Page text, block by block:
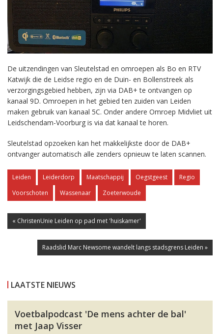
De uitzendingen van Sleutelstad en omroepen als Bo en RTV
Katwijk die de Leidse regio en de Duin- en Bollenstreek als
verzorgingsgebied hebben, zijn via DAB+ te ontvangen op
kanaal 9D. Omroepen in het gebied ten zuiden van Leiden
maken gebruik van kanaal 5C. Onder andere Omroep Midvliet uit
Leidschendam-Voorburg is via dat kanaal te horen.
Sleutelstad opzoeken kan het makkelijkste door de DAB+
ontvanger automatisch alle zenders opnieuw te laten scannen.
Leiden Leiderdorp Maatschappij Oegstgeest
Regio
Voorschoten
Wassenaar Zoeterwoude
« ChristenUnie Leiden op pad met 'huiskamer'
Raadslid Marc Newsome wandelt langs stadsgrens Leiden »
LAATSTE NIEUWS
Voetbalpodcast 'De mens achter de bal'
met Jaap Visser